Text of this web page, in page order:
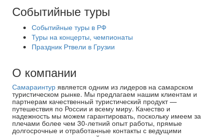
Событийные туры
Событийные туры в РФ
Туры на концерты, чемпионаты
Праздник Ртвели в Грузии
О компании
Самараинтур является одним из лидеров на самарском
туристическом рынке. Мы предлагаем нашим клиентам и
партнерам качественный туристический продукт —
путешествия по России и всему миру. Качество и
надежность мы можем гарантировать, поскольку имеем за
плечами более чем 30-летний опыт работы, прямые
долгосрочные и отработанные контакты с ведущими